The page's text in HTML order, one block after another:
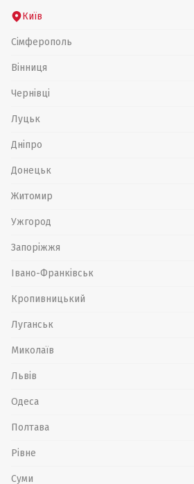
Київ
Сімферополь
Вінниця
Чернівці
Луцьк
Дніпро
Донецьк
Житомир
Ужгород
Запоріжжя
Івано-Франківськ
Кропивницький
Луганськ
Миколаїв
Львів
Одеса
Полтава
Рівне
Суми